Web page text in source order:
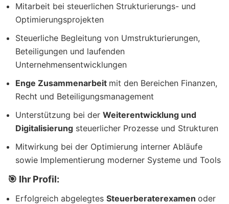
Mitarbeit bei steuerlichen Strukturierungs- und
Optimierungsprojekten
Steuerliche Begleitung von Umstrukturierungen,
Beteiligungen und laufenden
Unternehmensentwicklungen
Enge Zusammenarbeit mit den Bereichen Finanzen,
Recht und Beteiligungsmanagement
Unterstützung bei der Weiterentwicklung und
Digitalisierung steuerlicher Prozesse und Strukturen
Mitwirkung bei der Optimierung interner Abläufe
sowie Implementierung moderner Systeme und Tools
🎯 Ihr Profil:
Erfolgreich abgelegtes Steuerberaterexamen oder